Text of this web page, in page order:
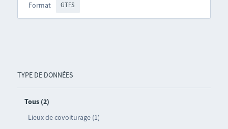
TYPE DE DONNÉES
Tous (2)
Lieux de covoiturage (1)
Format GTFS